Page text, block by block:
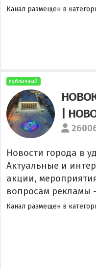
Канал размещен в
публичный
|
Новости города в
Актуальные и
акции,
вопросам рекламы
Канал размещен в